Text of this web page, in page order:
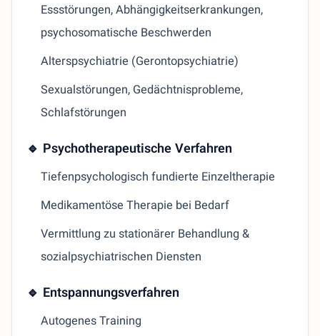
Essstörungen, Abhängigkeitserkrankungen,
psychosomatische Beschwerden
Alterspsychiatrie (Gerontopsychiatrie)
Sexualstörungen, Gedächtnisprobleme,
Schlafstörungen
🔹 Psychotherapeutische Verfahren
Tiefenpsychologisch fundierte Einzeltherapie
Medikamentöse Therapie bei Bedarf
Vermittlung zu stationärer Behandlung &
sozialpsychiatrischen Diensten
🔹 Entspannungsverfahren
Autogenes Training